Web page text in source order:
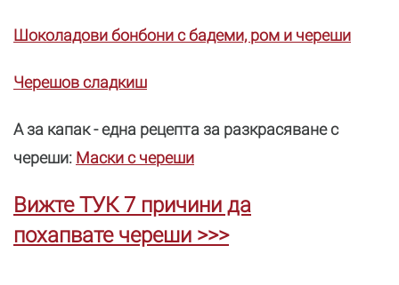
Шоколадови бонбони с бадеми, ром и череши
Черешов сладкиш
А за капак - една рецепта за разкрасяване с
череши: Маски с череши
Вижте ТУК 7 причини да
похапвате череши >>>